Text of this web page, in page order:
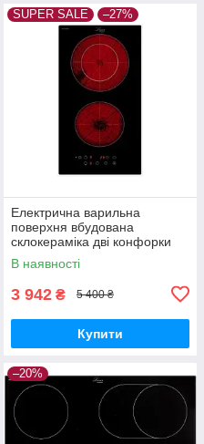
SUPER SALE –27%
Електрична варильна
поверхня вбудована
склокераміка дві конфорки
Luxor LPS 341 B CH
Німеччина
В наявності
3 942 ₴ 5 400 ₴
Купити
–20%